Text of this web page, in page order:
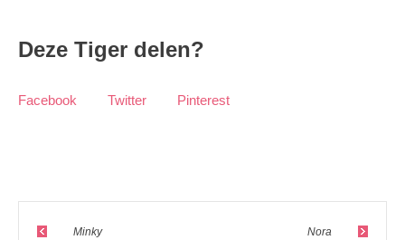
Deze Tiger delen?
Facebook Twitter Pinterest
Minky Nora